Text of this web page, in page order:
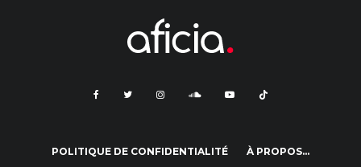
POLITIQUE DE CONFIDENTIALITÉ À PROPOS…